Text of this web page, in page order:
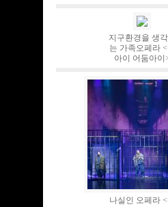
지구환경을 생
는 가족오페라 <
아이 어둠아이
나실인 오페라